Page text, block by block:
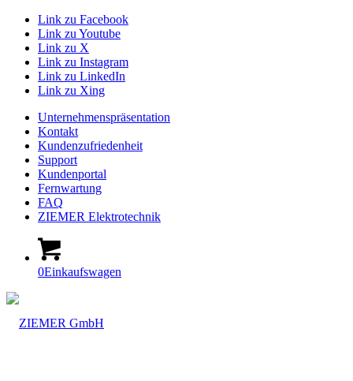
Link zu Facebook
Link zu Youtube
Link zu X
Link zu Instagram
Link zu LinkedIn
Link zu Xing
Unternehmenspräsentation
Kontakt
Kundenzufriedenheit
Support
Kundenportal
Fernwartung
FAQ
ZIEMER Elektrotechnik
0Einkaufswagen